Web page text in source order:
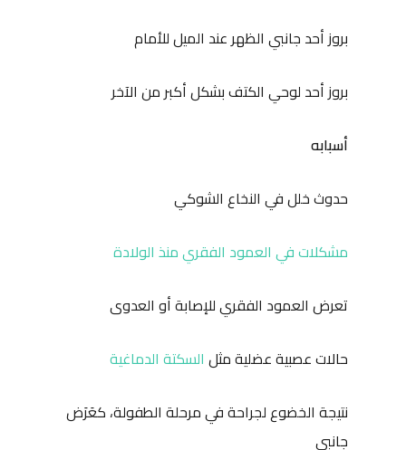
بروز أحد جانبي الظهر عند الميل للأمام
بروز أحد لوحي الكتف بشكل أكبر من الآخر
أسبابه
حدوث خلل في النخاع الشوكي
مشكلات في العمود الفقري منذ الولادة
تعرض العمود الفقري للإصابة أو العدوى
حالات عصبية عضلية مثل السكتة الدماغية
نتيجة الخضوع لجراحة في مرحلة الطفولة، كعَرَض
جانبي